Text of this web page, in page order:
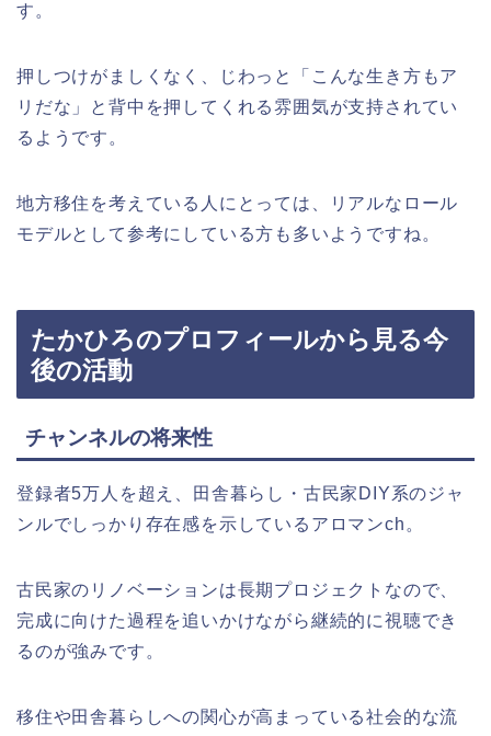
す。
押しつけがましくなく、じわっと「こんな生き方もア
リだな」と背中を押してくれる雰囲気が支持されてい
るようです。
地方移住を考えている人にとっては、リアルなロール
モデルとして参考にしている方も多いようですね。
たかひろのプロフィールから見る今
後の活動
チャンネルの将来性
登録者5万人を超え、田舎暮らし・古民家DIY系のジャ
ンルでしっかり存在感を示しているアロマンch。
古民家のリノベーションは長期プロジェクトなので、
完成に向けた過程を追いかけながら継続的に視聴でき
るのが強みです。
移住や田舎暮らしへの関心が高まっている社会的な流